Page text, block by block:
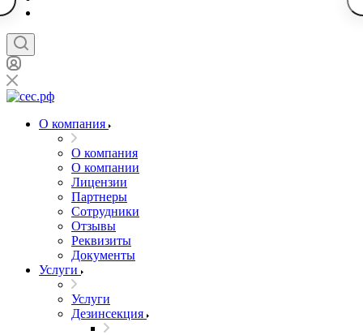
О компания
О компания
О компании
Лицензии
Партнеры
Сотрудники
Отзывы
Реквизиты
Документы
Услуги
Услуги
Дезинсекция